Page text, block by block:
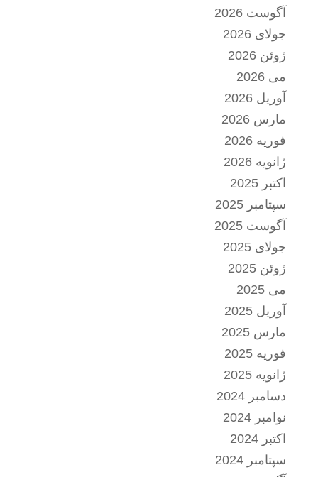
آگوست 2026
جولای 2026
ژوئن 2026
می 2026
آوریل 2026
مارس 2026
فوریه 2026
ژانویه 2026
اکتبر 2025
سپتامبر 2025
آگوست 2025
جولای 2025
ژوئن 2025
می 2025
آوریل 2025
مارس 2025
فوریه 2025
ژانویه 2025
دسامبر 2024
نوامبر 2024
اکتبر 2024
سپتامبر 2024